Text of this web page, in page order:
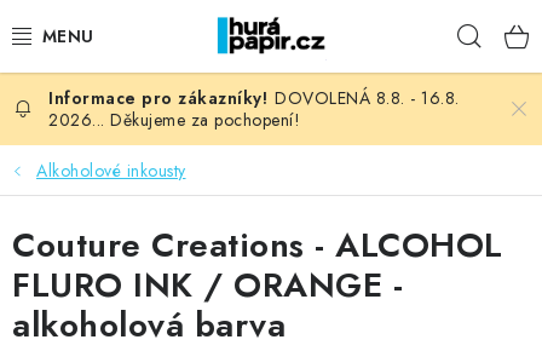
na
NOVINKY
HURÁ DÍLNA
VŠECHNO ZBOŽÍ
KNIHAŘSKÝ MATERIÁL
DOVOLENÁ 8.8. - 16.8.
2026... Děkujeme za pochopení!
Alkoholové inkousty
Couture Creations - ALCOHOL
FLURO INK / ORANGE -
alkoholová barva